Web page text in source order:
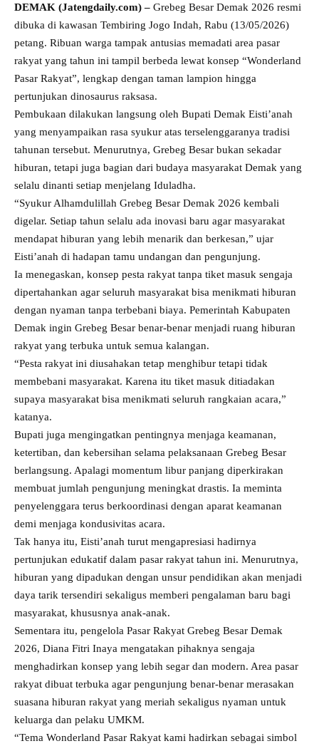
DEMAK (Jatengdaily.com) – Grebeg Besar Demak 2026 resmi
dibuka di kawasan Tembiring Jogo Indah, Rabu (13/05/2026)
petang. Ribuan warga tampak antusias memadati area pasar
rakyat yang tahun ini tampil berbeda lewat konsep “Wonderland
Pasar Rakyat”, lengkap dengan taman lampion hingga
pertunjukan dinosaurus raksasa.
Pembukaan dilakukan langsung oleh Bupati Demak Eisti’anah
yang menyampaikan rasa syukur atas terselenggaranya tradisi
tahunan tersebut. Menurutnya, Grebeg Besar bukan sekadar
hiburan, tetapi juga bagian dari budaya masyarakat Demak yang
selalu dinanti setiap menjelang Iduladha.
“Syukur Alhamdulillah Grebeg Besar Demak 2026 kembali
digelar. Setiap tahun selalu ada inovasi baru agar masyarakat
mendapat hiburan yang lebih menarik dan berkesan,” ujar
Eisti’anah di hadapan tamu undangan dan pengunjung.
Ia menegaskan, konsep pesta rakyat tanpa tiket masuk sengaja
dipertahankan agar seluruh masyarakat bisa menikmati hiburan
dengan nyaman tanpa terbebani biaya. Pemerintah Kabupaten
Demak ingin Grebeg Besar benar-benar menjadi ruang hiburan
rakyat yang terbuka untuk semua kalangan.
“Pesta rakyat ini diusahakan tetap menghibur tetapi tidak
membebani masyarakat. Karena itu tiket masuk ditiadakan
supaya masyarakat bisa menikmati seluruh rangkaian acara,”
katanya.
Bupati juga mengingatkan pentingnya menjaga keamanan,
ketertiban, dan kebersihan selama pelaksanaan Grebeg Besar
berlangsung. Apalagi momentum libur panjang diperkirakan
membuat jumlah pengunjung meningkat drastis. Ia meminta
penyelenggara terus berkoordinasi dengan aparat keamanan
demi menjaga kondusivitas acara.
Tak hanya itu, Eisti’anah turut mengapresiasi hadirnya
pertunjukan edukatif dalam pasar rakyat tahun ini. Menurutnya,
hiburan yang dipadukan dengan unsur pendidikan akan menjadi
daya tarik tersendiri sekaligus memberi pengalaman baru bagi
masyarakat, khususnya anak-anak.
Sementara itu, pengelola Pasar Rakyat Grebeg Besar Demak
2026, Diana Fitri Inaya mengatakan pihaknya sengaja
menghadirkan konsep yang lebih segar dan modern. Area pasar
rakyat dibuat terbuka agar pengunjung benar-benar merasakan
suasana hiburan rakyat yang meriah sekaligus nyaman untuk
keluarga dan pelaku UMKM.
“Tema Wonderland Pasar Rakyat kami hadirkan sebagai simbol